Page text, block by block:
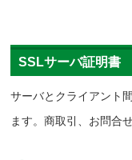
SSLサーバ証明書
サーバとクライアント
ます。商取引、お問合